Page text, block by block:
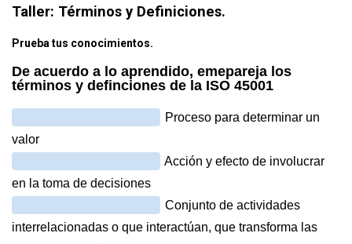
Taller: Términos y Definiciones.
Prueba tus conocimientos.